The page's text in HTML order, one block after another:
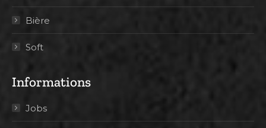
Bière
Soft
Informations
Jobs